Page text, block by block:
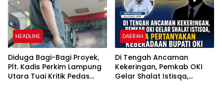
HEADLINE
Diduga Bagi-Bagi Proyek,
Plt. Kadis Perkim Lampung
Utara Tuai Kritik Pedas
DAERAH
Di Tengah Ancaman
Kekeringan, Pemkab OKI
Gelar Shalat Istisqa,